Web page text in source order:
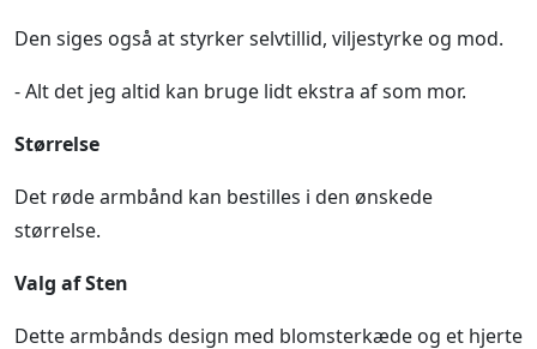
Den siges også at styrker selvtillid, viljestyrke og mod.
- Alt det jeg altid kan bruge lidt ekstra af som mor.
Størrelse
Det røde armbånd kan bestilles i den ønskede
størrelse.
Valg af Sten
Dette armbånds design med blomsterkæde og et hjerte